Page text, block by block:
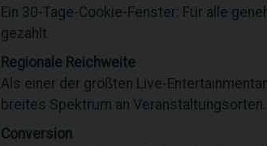
Ein 30-Tage-Cookie-Fenster: Für alle
gezahlt.
Regionale Reichweite
Als einer der größten Live-
breites Spektrum an Veranstaltungsorten.
Conversion